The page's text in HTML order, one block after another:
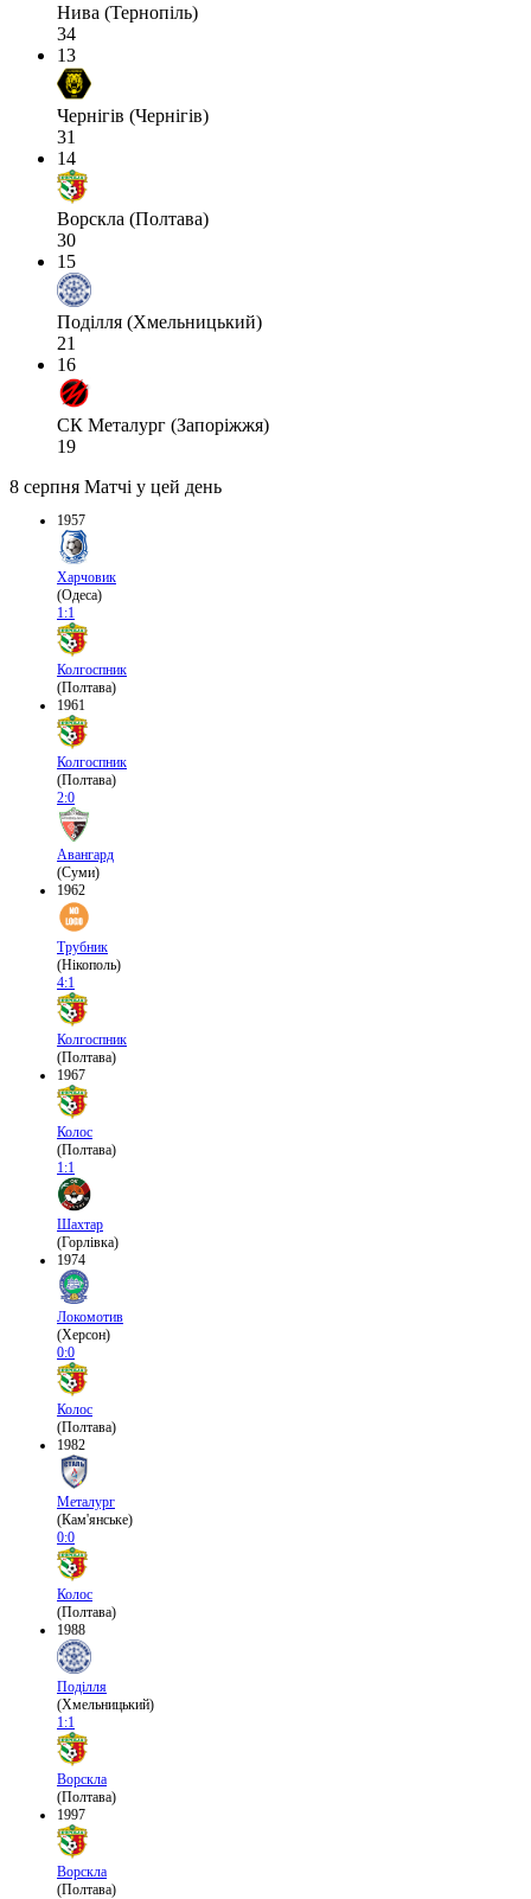
Нива (Тернопіль)
34
13
Чернігів (Чернігів)
31
14
Ворскла (Полтава)
30
15
Поділля (Хмельницький)
21
16
СК Металург (Запоріжжя)
19
8 серпня Матчі у цей день
1957
Харчовик
(Одеса)
1:1
Колгоспник
(Полтава)
1961
Колгоспник
(Полтава)
2:0
Авангард
(Суми)
1962
Трубник
(Нікополь)
4:1
Колгоспник
(Полтава)
1967
Колос
(Полтава)
1:1
Шахтар
(Горлівка)
1974
Локомотив
(Херсон)
0:0
Колос
(Полтава)
1982
Металург
(Кам'янське)
0:0
Колос
(Полтава)
1988
Поділля
(Хмельницький)
1:1
Ворскла
(Полтава)
1997
Ворскла
(Полтава)